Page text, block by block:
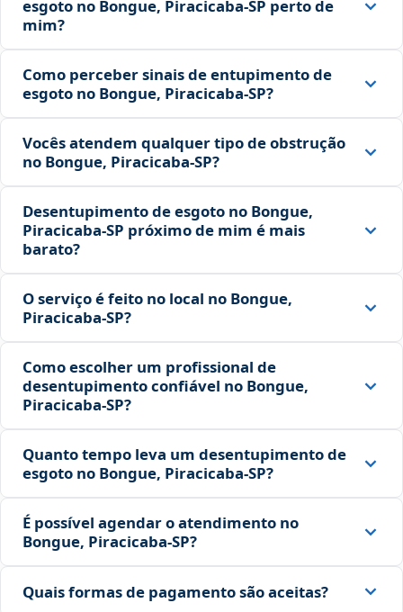
esgoto no Bongue, Piracicaba‑SP perto de
mim?
Como perceber sinais de entupimento de
esgoto no Bongue, Piracicaba‑SP?
Vocês atendem qualquer tipo de obstrução
no Bongue, Piracicaba‑SP?
Desentupimento de esgoto no Bongue,
Piracicaba‑SP próximo de mim é mais
barato?
O serviço é feito no local no Bongue,
Piracicaba‑SP?
Como escolher um profissional de
desentupimento confiável no Bongue,
Piracicaba‑SP?
Quanto tempo leva um desentupimento de
esgoto no Bongue, Piracicaba‑SP?
É possível agendar o atendimento no
Bongue, Piracicaba‑SP?
Quais formas de pagamento são aceitas?